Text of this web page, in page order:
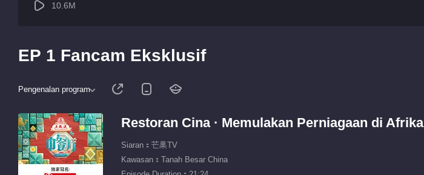
10.6M
EP 1 Fancam Eksklusif
Pengenalan program
Restoran Cina · Memulakan Perniagaan di Afrika
Siaran：芒果TV
Kawasan：Tanah Besar China